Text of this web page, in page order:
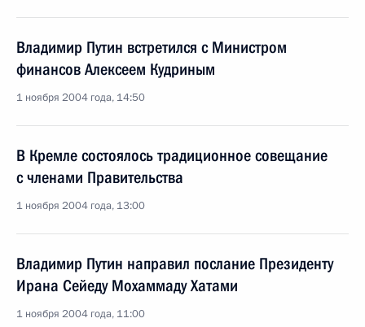
Владимир Путин встретился с Министром
финансов Алексеем Кудриным
1 ноября 2004 года, 14:50
В Кремле состоялось традиционное совещание
с членами Правительства
1 ноября 2004 года, 13:00
Владимир Путин направил послание Президенту
Ирана Сейеду Мохаммаду Хатами
1 ноября 2004 года, 11:00